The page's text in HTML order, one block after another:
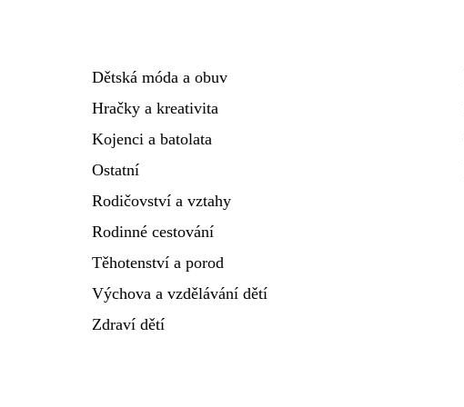
Dětská móda a obuv
Hračky a kreativita
Kojenci a batolata
Ostatní
Rodičovství a vztahy
Rodinné cestování
Těhotenství a porod
Výchova a vzdělávání dětí
Zdraví dětí